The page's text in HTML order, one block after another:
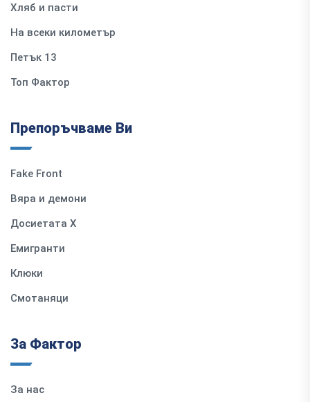
Хляб и пасти
На всеки километър
Петък 13
Топ Фактор
Препоръчваме Ви
Fake Front
Вяра и демони
Досиетата Х
Емигранти
Клюки
Смотаняци
За Фактор
За нас